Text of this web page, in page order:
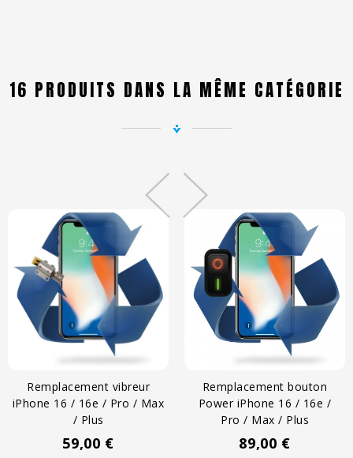
16 PRODUITS DANS LA MÊME CATÉGORIE
Remplacement vibreur
iPhone 16 / 16e / Pro / Max
/ Plus
Prix
59,00 €
Remplacement bouton
Power iPhone 16 / 16e /
Pro / Max / Plus
Prix
89,00 €